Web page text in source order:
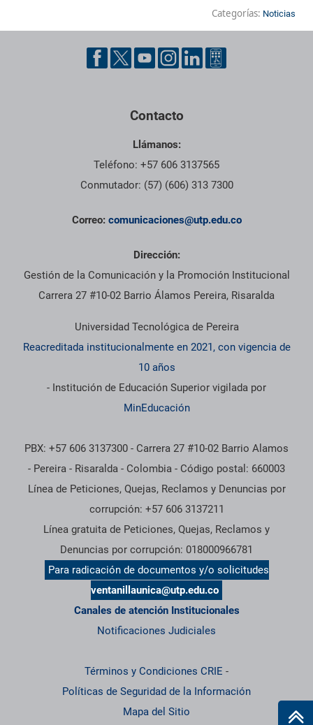
Categorías: Noticias
Contacto
Llámanos:
Teléfono: +57 606 3137565
Conmutador: (57) (606) 313 7300
Correo: comunicaciones@utp.edu.co
Dirección:
Gestión de la Comunicación y la Promoción Institucional
Carrera 27 #10-02 Barrio Álamos Pereira, Risaralda
Universidad Tecnológica de Pereira
Reacreditada institucionalmente en 2021, con vigencia de
10 años
- Institución de Educación Superior vigilada por
MinEducación
PBX: +57 606 3137300 - Carrera 27 #10-02 Barrio Alamos
- Pereira - Risaralda - Colombia - Código postal: 660003
Línea de Peticiones, Quejas, Reclamos y Denuncias por
corrupción: +57 606 3137211
Línea gratuita de Peticiones, Quejas, Reclamos y
Denuncias por corrupción: 018000966781
Para radicación de documentos y/o solicitudes
ventanillaunica@utp.edu.co
Canales de atención Institucionales
Notificaciones Judiciales
Términos y Condiciones CRIE -
Políticas de Seguridad de la Información
Mapa del Sitio